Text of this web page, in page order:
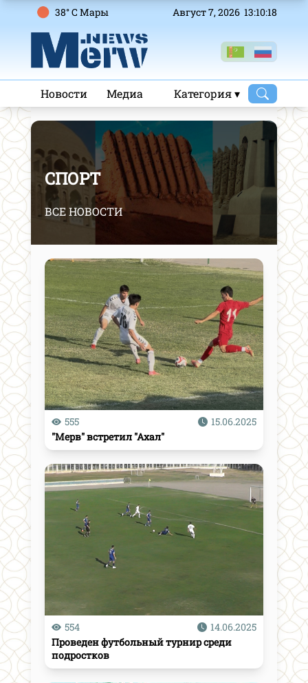
38° C Mары Август 7, 2026 13:10:19
Новости Медиа Категория ▾
СПОРТ
ВСЕ НОВОСТИ
555
15.06.2025
"Мерв" встретил "Ахал"
554
14.06.2025
Проведен футбольный турнир среди
подростков